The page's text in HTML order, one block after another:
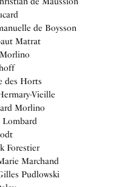
de Boysson
Matrat
des Horts
Vieille
Morlino
Lombard
Forestier
Marchand
Pudlowski